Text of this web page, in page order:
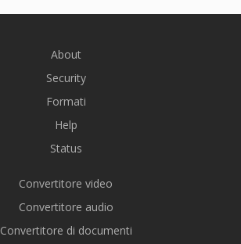
About
Security
Formati
Help
Status
Convertitore video
Convertitore audio
Convertitore di documenti